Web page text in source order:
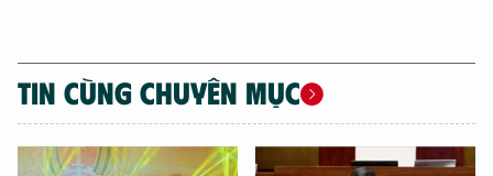
TIN CÙNG CHUYÊN MỤC